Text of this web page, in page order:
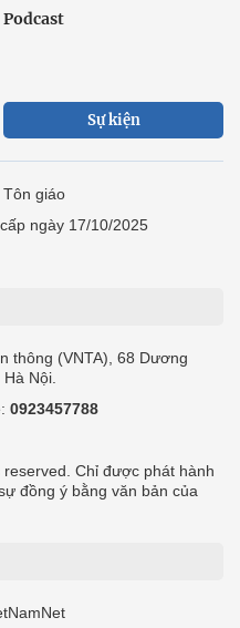
Podcast
Sự kiện
giáo
ngày 17/10/2025
thông (VNTA), 68 Dương
Nội.
0923457788
Chỉ được phát hành
đồng ý bằng văn bản của